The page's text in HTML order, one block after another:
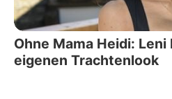
Ohne Mama Heidi:
eigenen Trachtenlook